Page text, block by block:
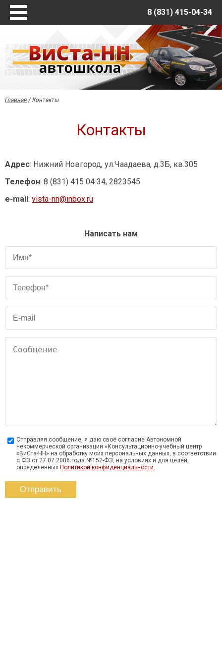
8 (831) 415-04-34
Обучение и услуги
Вечерняя группа на категорию В
Вечерняя группа на категорию В
Наша группа в ВКонтакте
Главная /Контакты
Контакты
Адрес: Нижний Новгород, ул.Чаадаева, д.3Б, кв.305
Телефон: 8 (831) 415 04 34, 2823545
e-mail: vista-nn@inbox.ru
Написать нам
Отправляя сообщение, я даю своё согласие Автономной
некоммерческой организации «Консультационно-учебный центр
«ВиСта-НН» на обработку моих персональных данных, в соответствии
с ФЗ от 27.07.2006 года №152-ФЗ, на условиях и для целей,
определенных Политикой конфиденциальности